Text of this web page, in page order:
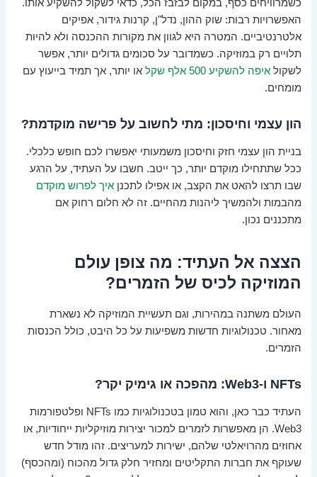
כשמרוויחים כסף, במקום לבזבז הכל, כדאי לשקול להשקיע אותו.
האפשרויות רבות: שוק ההון, נדל"ן, קרנות גידור, אפיקים
אלטרנטיביים. המטרה היא לגוון את מקורות ההכנסה ולא להיות
תלויים רק במוזיקה. כשמדובר על סכומים גדולים יותר, אפשר
לשקולאיפה להשקיע 500 אלף שקל
או יותר, אך תמיד בייעוץ עם
מומחים.
הון עצמי וחיסכון: מתי לחשוב על פרישה מוקדמת?
בניית הון עצמי חזק וחיסכון משמעותי יאפשרו לכם חופש כלכלי.
ככל שתתחילו מוקדם יותר, כך ייטב. חשבו על העתיד, על הרגע
שבו תרצו להאט את הקצב, או אפילו לתכנןאיך לפרוש מוקדם
מהבמות ולהמשיך ליהנות מהחיים. זה לא חלום רחוק אם
מתכננים נכון.
הצצה אל העתיד: מה צופן עולם
המוזיקה לכיס של הזמרים?
העולם משתנה במהירות, וגם תעשיית המוזיקה לא נשארת
מאחור. טכנולוגיות חדשות משפיעות על כל היבט, כולל הכנסות
הזמרים.
NFTs ו-Web3: מהפכה או גימיק יקר?
העתיד כבר כאן, והוא טמון בטכנולוגיות כמו NFTs ופלטפורמות
Web3. הן מאפשרות לזמרים למכור יצירות מוזיקליות ייחודיות, או
אחוזים מהרויאלטי שלהם, ישירות למעריצים. זהו מודל חדש
שעוקף את חברות התקליטים ומחזיר חלק גדול מהכוח (ומהכסף)